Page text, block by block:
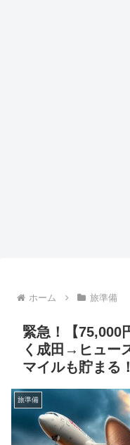
ホーム 旅準備
緊急！【75,000
く成田→ヒュー
マイルも貯まる！
旅準備